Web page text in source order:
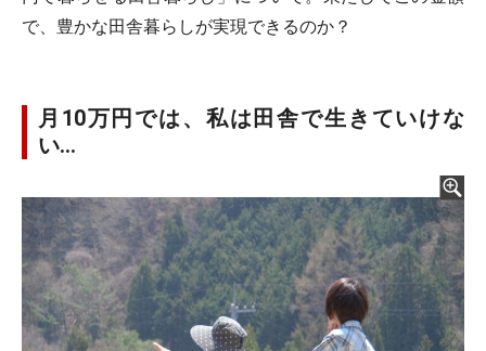
で、豊かな田舎暮らしが実現できるのか？
月10万円では、私は田舎で生きていけな
い…